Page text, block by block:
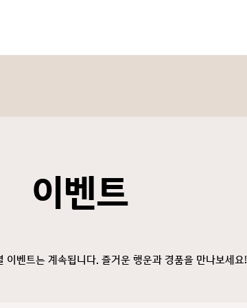
이벤트
이벤트는 계속됩니다. 즐거운 행운과 경품을 만나보세요!